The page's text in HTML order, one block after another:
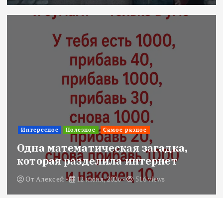
Интересное Полезное Самое разное
Одна математическая загадка,
которая разделила интернет
ОтАлексей 12 июня, 2026 516 views